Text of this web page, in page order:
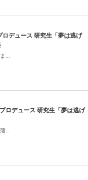
ロデュース 研究生「夢は逃げ
...
ロデュース 研究生「夢は逃げ
...